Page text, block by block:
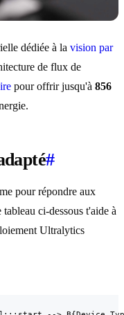
dédiée à la vision par
de flux de
pour offrir jusqu'à 856
#
pour répondre aux
ci-dessous t'aide à
Ultralytics